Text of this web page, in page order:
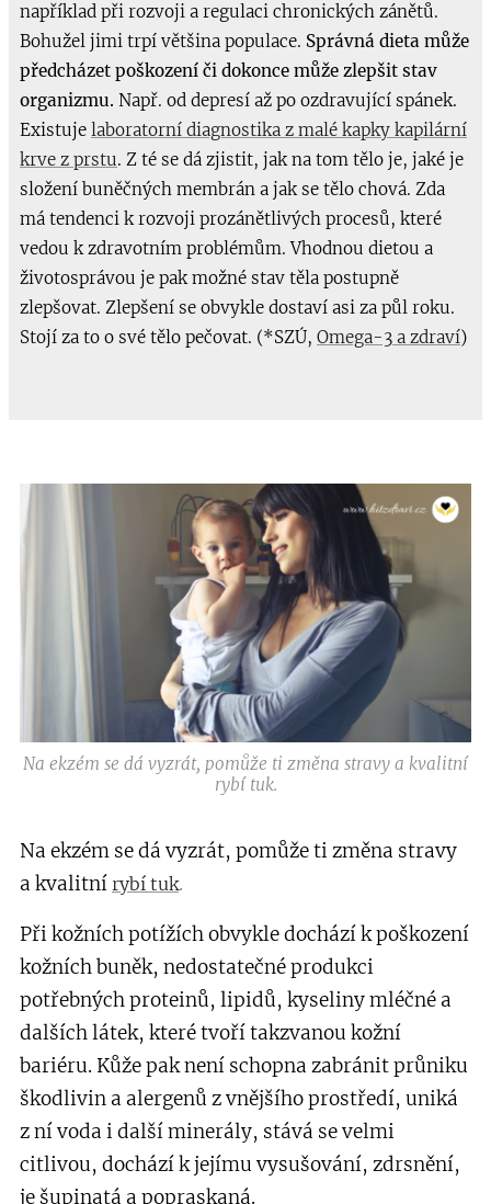
například při rozvoji a regulaci chronických zánětů.
Bohužel jimi trpí většina populace. Správná dieta může
předcházet poškození či dokonce může zlepšit stav
organizmu. Např. od depresí až po ozdravující spánek.
Existuje laboratorní diagnostika z malé kapky kapilární
krve z prstu. Z té se dá zjistit, jak na tom tělo je, jaké je
složení buněčných membrán a jak se tělo chová. Zda
má tendenci k rozvoji prozánětlivých procesů, které
vedou k zdravotním problémům. Vhodnou dietou a
životosprávou je pak možné stav těla postupně
zlepšovat. Zlepšení se obvykle dostaví asi za půl roku.
Stojí za to o své tělo pečovat. (*SZÚ, Omega-3 a zdraví)
Na ekzém se dá vyzrát, pomůže ti změna stravy a kvalitní
rybí tuk.
Na ekzém se dá vyzrát, pomůže ti změna stravy
a kvalitní rybí tuk.
Při kožních potížích obvykle dochází k poškození
kožních buněk, nedostatečné produkci
potřebných proteinů, lipidů, kyseliny mléčné a
dalších látek, které tvoří takzvanou kožní
bariéru. Kůže pak není schopna zabránit průniku
škodlivin a alergenů z vnějšího prostředí, uniká
z ní voda i další minerály, stává se velmi
citlivou, dochází k jejímu vysušování, zdrsnění,
je šupinatá a popraskaná.